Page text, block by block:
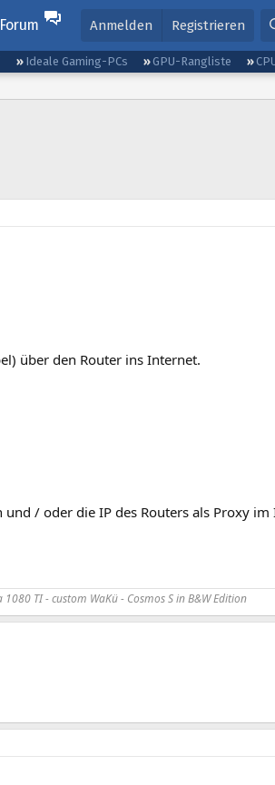
Forum Anmelden Registrieren
Ideale Gaming-PCs GPU-Rangliste
über den Router ins Internet.
/ oder die IP des Routers als Proxy im
TI - custom WaKü - Cosmos S in B&W Edition